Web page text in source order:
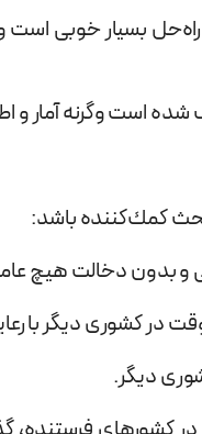
راه‌حل بسيار
است وگرنه آمار و
كمك‌كننده باشد:
و بدون دخالت هیچ
در کشوری دیگر با
دیگر.